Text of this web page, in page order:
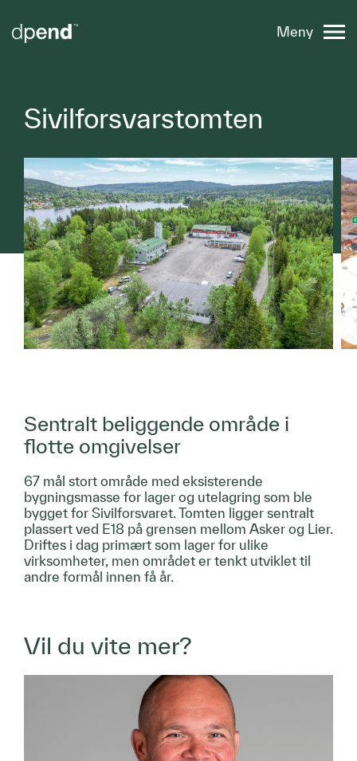
Meny
Sivilforsvarstomten
Sentralt beliggende område i
flotte omgivelser
67 mål stort område med eksisterende
bygningsmasse for lager og utelagring som ble
bygget for Sivilforsvaret. Tomten ligger sentralt
plassert ved E18 på grensen mellom Asker og Lier.
Driftes i dag primært som lager for ulike
virksomheter, men området er tenkt utviklet til
andre formål innen få år.
Vil du vite mer?